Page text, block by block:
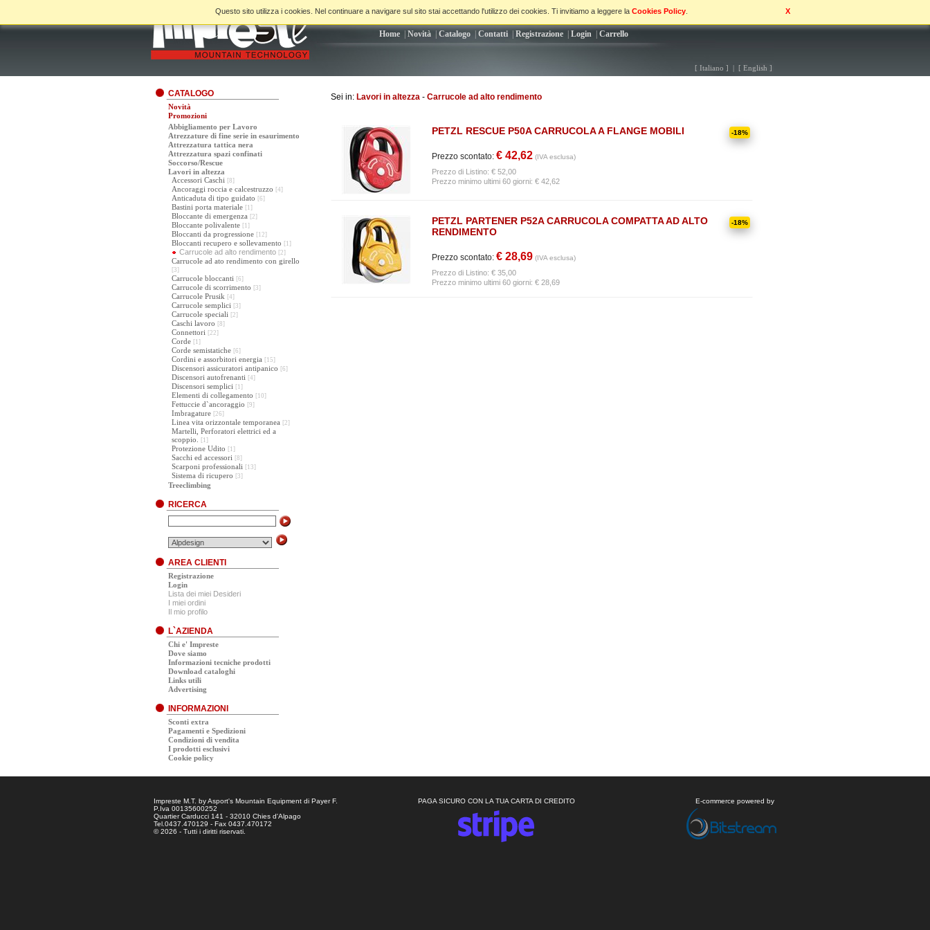
Questo sito utilizza i cookies. Nel continuare a navigare sul sito stai accettando l'utilizzo dei cookies. Ti invitiamo a leggere la Cookies Policy. X
Home Novità Catalogo Contatti Registrazione Login Carrello
[ Italiano ] | [ English ]
CATALOGO
Novità
Promozioni
Abbigliamento per Lavoro
Atrezzature di fine serie in esaurimento
Attrezzatura tattica nera
Attrezzatura spazi confinati
Soccorso/Rescue
Lavori in altezza
Accessori Caschi [8]
Ancoraggi roccia e calcestruzzo [4]
Anticaduta di tipo guidato [6]
Bastini porta materiale [1]
Bloccante di emergenza [2]
Bloccante polivalente [1]
Bloccanti da progressione [12]
Bloccanti recupero e sollevamento [1]
Carrucole ad alto rendimento [2]
Carrucole ad ato rendimento con girello
[3]
Carrucole bloccanti [6]
Carrucole di scorrimento [3]
Carrucole Prusik [4]
Carrucole semplici [3]
Carrucole speciali [2]
Caschi lavoro [8]
Connettori [22]
Corde [1]
Corde semistatiche [6]
Cordini e assorbitori energia [15]
Discensori assicuratori antipanico [6]
Discensori autofrenanti [4]
Discensori semplici [1]
Elementi di collegamento [10]
Fettuccie d`ancoraggio [9]
Imbragature [26]
Linea vita orizzontale temporanea [2]
Martelli, Perforatori elettrici ed a
scoppio.
[1]
Protezione Udito [1]
Sacchi ed accessori [8]
Scarponi professionali [13]
Sistema di ricupero [3]
Treeclimbing
RICERCA
AREA CLIENTI
Registrazione
Login
Lista dei miei Desideri
I miei ordini
Il mio profilo
L`AZIENDA
Chi e' Impreste
Dove siamo
Informazioni tecniche prodotti
Download cataloghi
Links utili
Advertising
INFORMAZIONI
Sconti extra
Pagamenti e Spedizioni
Condizioni di vendita
I prodotti esclusivi
Cookie policy
Sei in: Lavori in altezza - Carrucole ad alto rendimento
-18%
PETZL RESCUE P50A CARRUCOLA A FLANGE MOBILI
Prezzo scontato: € 42,62 (IVA esclusa)
Prezzo di Listino: € 52,00
Prezzo minimo ultimi 60 giorni: € 42,62
-18%
PETZL PARTENER P52A CARRUCOLA COMPATTA AD ALTO
RENDIMENTO
Prezzo scontato: € 28,69 (IVA esclusa)
Prezzo di Listino: € 35,00
Prezzo minimo ultimi 60 giorni: € 28,69
Impreste M.T. by Asport's Mountain Equipment di Payer F.
P.Iva 00135600252
Quartier Carducci 141 - 32010 Chies d'Alpago
Tel.0437.470129 - Fax 0437.470172
© 2026 - Tutti i diritti riservati.
PAGA SICURO CON LA TUA CARTA DI CREDITO E-commerce powered by